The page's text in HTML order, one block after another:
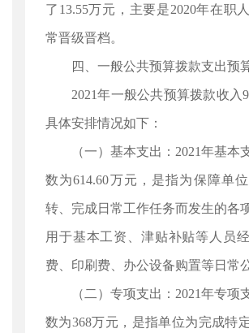
了13.55万元，主要是2020年在职
常晋级晋档。
四、一般公共预算拨款支出预
2021年一般公共预算拨款收入
具体安排情况如下：
（一）基本支出：2021年基本
数为614.60万元，是指为保障单
转、完成日常工作任务而发生的各
用于基本工资、津贴补贴等人员
费、印刷费、办公设备购置等日常
（二）专项支出：2021年专项
数为368万元，是指单位为完成特